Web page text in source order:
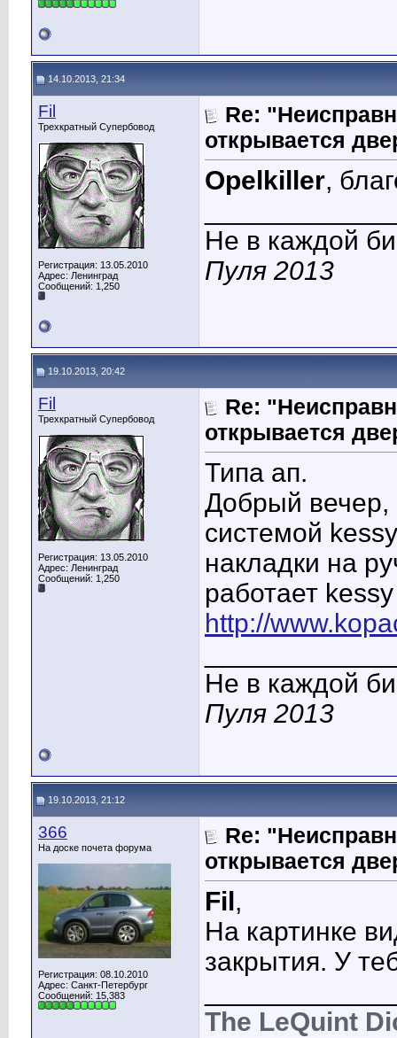
14.10.2013, 21:34
Fil
Трехкратный Супербовод
Регистрация: 13.05.2010
Адрес: Ленинград
Сообщений: 1,250
Re:
открывается
Opelkiller,
Не в каждой
Пуля 2013
19.10.2013, 20:42
Fil
Трехкратный Супербовод
Регистрация: 13.05.2010
Адрес: Ленинград
Сообщений: 1,250
Re:
открывается
Типа ап.
Добрый вечер,
системой
накладки на
работает
http://
Не в каждой
Пуля 2013
19.10.2013, 21:12
366
На доске почета форума
Регистрация: 08.10.2010
Адрес: Санкт-Петербург
Сообщений: 15,383
Re:
открывается
Fil ,
На картинке
закрытия. У
The LeQuint